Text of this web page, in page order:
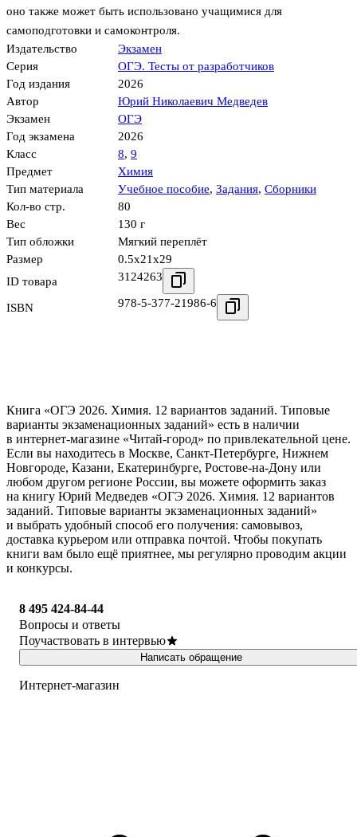
оно также может быть использовано учащимися для
самоподготовки и самоконтроля.
Издательство
Экзамен
Серия
ОГЭ. Тесты от разработчиков
Год издания
2026
Автор
Юрий Николаевич Медведев
Экзамен
ОГЭ
Год экзамена
2026
Класс
8, 9
Предмет
Химия
Тип материала
Учебное пособие, Задания, Сборники
Кол-во стр.
80
Вес
130 г
Тип обложки
Мягкий переплёт
Размер
0.5x21x29
ID товара
3124263
ISBN 978-5-377-21986-6
Книга «ОГЭ 2026. Химия. 12 вариантов заданий. Типовые
варианты экзаменационных заданий» есть в наличии
в интернет-магазине «Читай-город» по привлекательной цене.
Если вы находитесь в Москве, Санкт-Петербурге, Нижнем
Новгороде, Казани, Екатеринбурге, Ростове-на-Дону или
любом другом регионе России, вы можете оформить заказ
на книгу Юрий Медведев «ОГЭ 2026. Химия. 12 вариантов
заданий. Типовые варианты экзаменационных заданий»
и выбрать удобный способ его получения: самовывоз,
доставка курьером или отправка почтой. Чтобы покупать
книги вам было ещё приятнее, мы регулярно проводим акции
и конкурсы.
8 495 424-84-44
Вопросы и ответы
Поучаствовать в интервью
Написать обращение
Интернет-магазин